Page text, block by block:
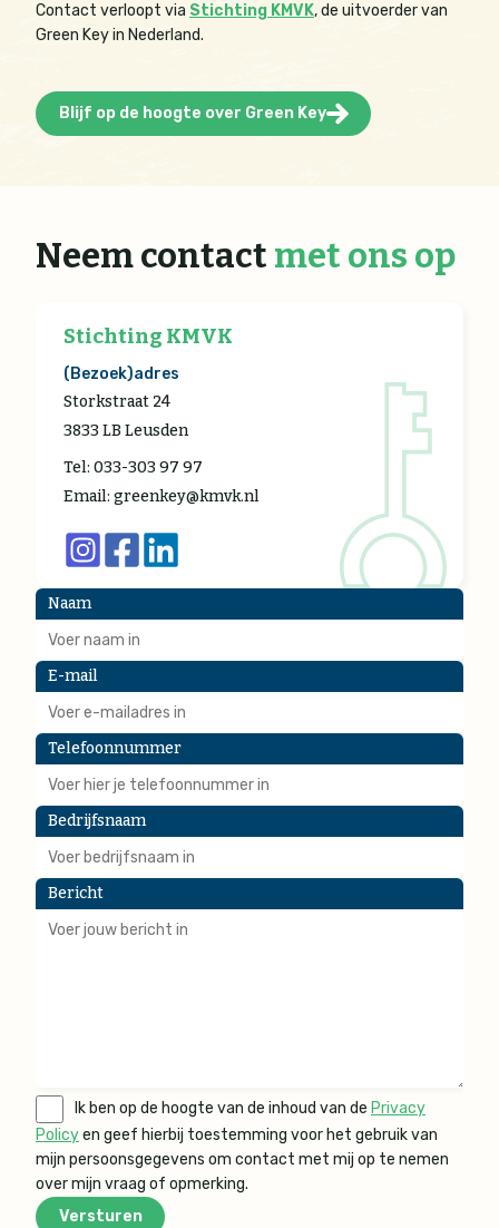
Contact verloopt via Stichting KMVK, de uitvoerder van
Green Key in Nederland.
Blijf op de hoogte over Green Key
Neem contact met ons op
Naam
E-mail
Telefoonnummer
Bedrijfsnaam
Bericht
Ik ben op de hoogte van de inhoud van de Privacy
Policyen geef hierbij toestemming voor het gebruik van
mijn persoonsgegevens om contact met mij op te nemen
over mijn vraag of opmerking.
Versturen
Stichting KMVK
(Bezoek)adres
Storkstraat 24
3833 LB Leusden
Tel: 033-303 97 97
Email: greenkey@kmvk.nl